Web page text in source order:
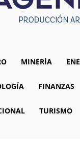
MINERÍA
FINANZAS
TURISMO